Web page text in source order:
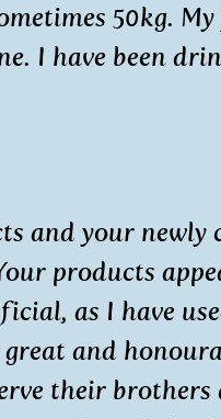
50kg.
I have been
and your newly
products
as I have
and
their brothers